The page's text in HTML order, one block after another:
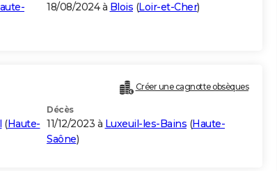
18/08/2024 à Blois (Loir-et-Cher)
Créer une cagnotte obsèques
(Haute-
Décès
11/12/2023 à Luxeuil-les-Bains (Haute-
Saône)